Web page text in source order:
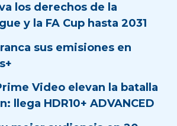
los derechos de la
y la FA Cup hasta 2031
sus emisiones en
Video elevan la batalla
llega HDR10+ ADVANCED